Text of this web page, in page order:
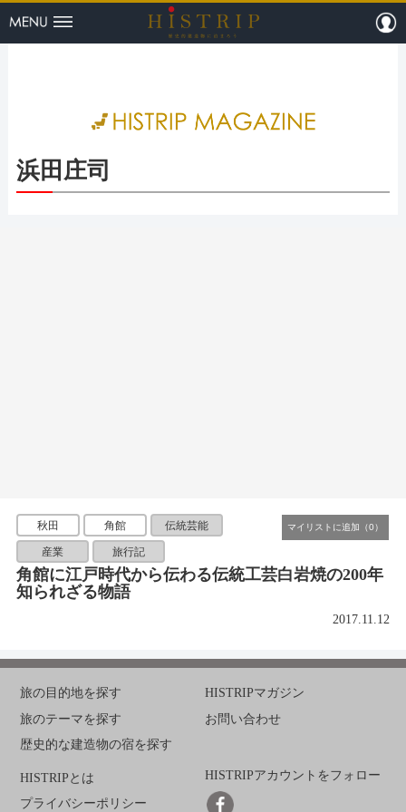
HISTRIP（
浜田庄司
秋田 角館 伝統芸能
産業 旅行記
角館に江戸時代から伝わる伝統工芸白岩焼の200年
知られざる物語
2017.11.12
旅の目的地を探す
旅のテーマを探す
歴史的な建造物の宿を探す
HISTRIPマガジン
お問い合わせ
HISTRIPとは
プライバシーポリシー
HISTRIPアカウントをフォロー